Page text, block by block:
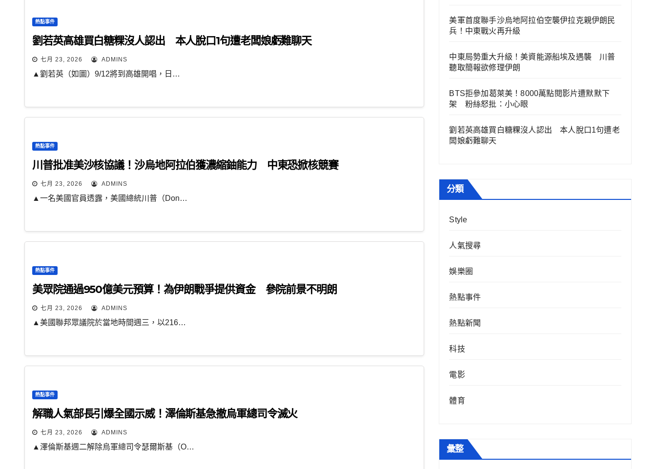
熱點事件
劉若英高雄買白糖粿沒人認出 本人脫口1句遭老闆娘虧難聊天
七月 23, 2026 ADMINS
▲劉若英（如圖）9/12將到高雄開唱，日…
熱點事件
川普批准美沙核協議！沙烏地阿拉伯獲濃縮鈾能力 中東恐掀核競賽
七月 23, 2026 ADMINS
▲一名美國官員透露，美國總統川普（Don…
熱點事件
美眾院通過950億美元預算！為伊朗戰爭提供資金 參院前景不明朗
七月 23, 2026 ADMINS
▲美國聯邦眾議院於當地時間週三，以216…
熱點事件
解職人氣部長引爆全國示威！澤倫斯基急撤烏軍總司令滅火
七月 23, 2026 ADMINS
▲澤倫斯基週二解除烏軍總司令瑟爾斯基（O…
美軍首度聯手沙烏地阿拉伯空襲伊拉克親伊朗民
兵！中東戰火再升級
中東局勢重大升級！美資能源船埃及遇襲 川普
聽取簡報欲修理伊朗
BTS拒參加葛萊美！8000萬點閱影片遭默默下
架 粉絲怒批：小心眼
劉若英高雄買白糖粿沒人認出 本人脫口1句遭老
闆娘虧難聊天
分類
Style
人氣搜尋
娛樂圈
熱點事件
熱點新聞
科技
電影
體育
彙整